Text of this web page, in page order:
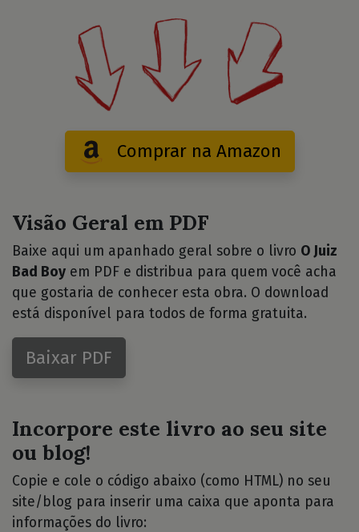
Comprar na Amazon
Visão Geral em PDF
Baixe aqui um apanhado geral sobre o livro O Juiz
Bad Boy em PDF e distribua para quem você acha
que gostaria de conhecer esta obra. O download
está disponível para todos de forma gratuita.
Baixar PDF
Incorpore este livro ao seu site
ou blog!
Copie e cole o código abaixo (como HTML) no seu
site/blog para inserir uma caixa que aponta para
informações do livro: